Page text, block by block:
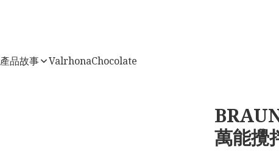
產品故事 ValrhonaChocolate
萬能攪